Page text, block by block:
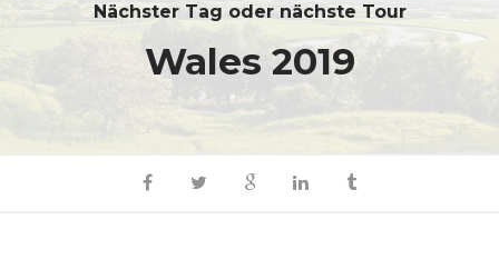
Nächster Tag oder nächste Tour
Wales 2019